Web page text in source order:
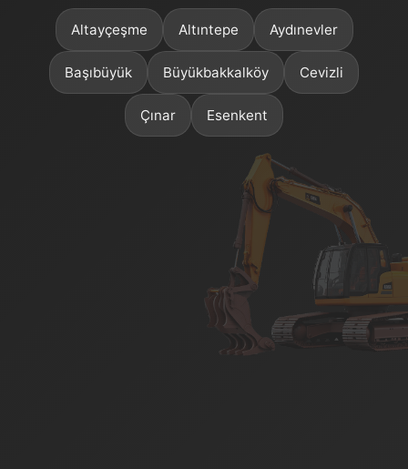
Altayçeşme Altıntepe Aydınevler
Başıbüyük Büyükbakkalköy Cevizli
Çınar Esenkent